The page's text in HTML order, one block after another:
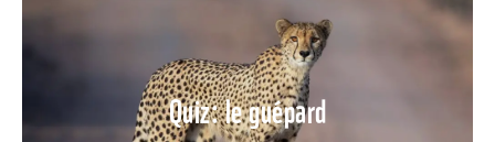
Quiz: le guépard